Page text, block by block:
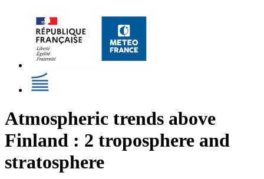
Atmospheric trends above
Finland : 2 troposphere and
stratosphere